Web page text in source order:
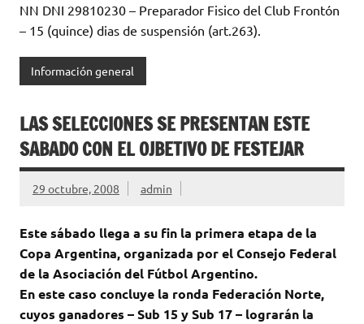
NN DNI 29810230 – Preparador Fisico del Club Frontón
– 15 (quince) dias de suspensión (art.263).
Información general
LAS SELECCIONES SE PRESENTAN ESTE
SABADO CON EL OJBETIVO DE FESTEJAR
29 octubre, 2008 admin
Este sábado llega a su fin la primera etapa de la
Copa Argentina, organizada por el Consejo Federal
de la Asociación del Fútbol Argentino.
En este caso concluye la ronda Federación Norte,
cuyos ganadores – Sub 15 y Sub 17 – lograrán la